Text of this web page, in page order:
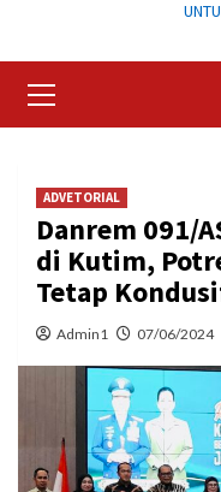
Menu
ADVETORIAL
Danrem 091/
di Kutim,
Tetap
Admin1 07/06/2024